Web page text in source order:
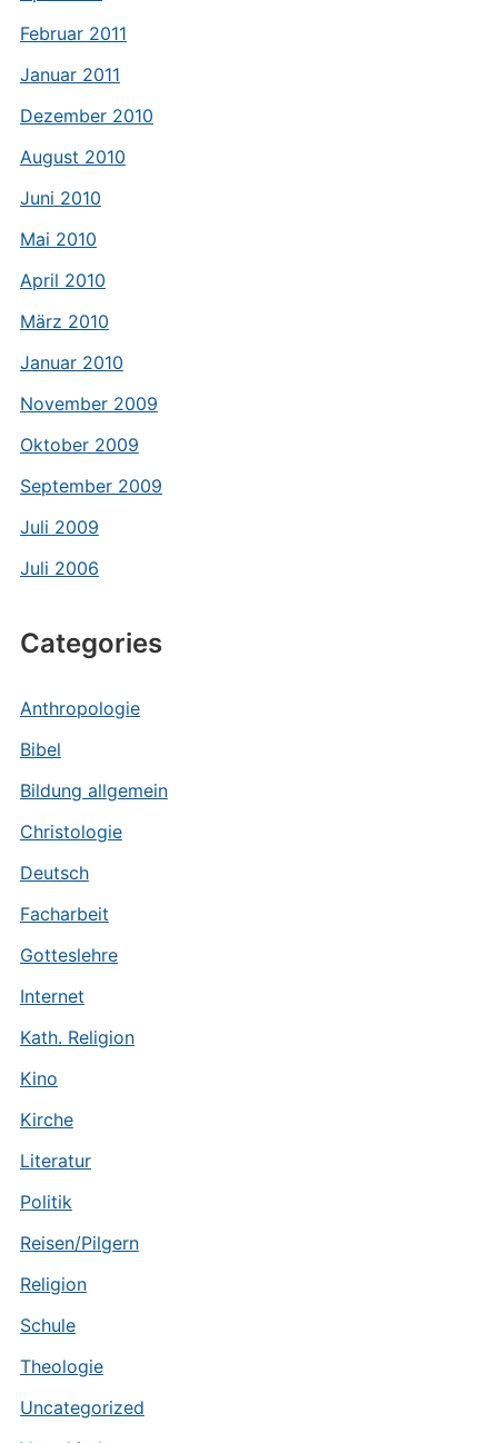
Februar 2011
Januar 2011
Dezember 2010
August 2010
Juni 2010
Mai 2010
April 2010
März 2010
Januar 2010
November 2009
Oktober 2009
September 2009
Juli 2009
Juli 2006
Categories
Anthropologie
Bibel
Bildung allgemein
Christologie
Deutsch
Facharbeit
Gotteslehre
Internet
Kath. Religion
Kino
Kirche
Literatur
Politik
Reisen/Pilgern
Religion
Schule
Theologie
Uncategorized